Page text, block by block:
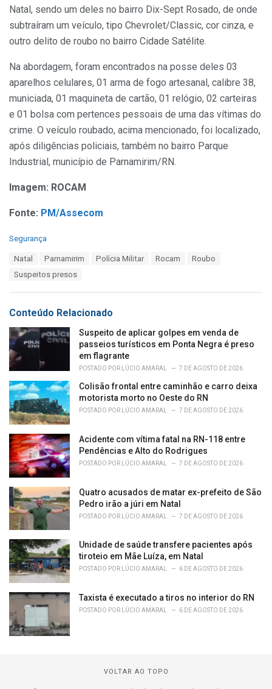
Natal, sendo um deles no bairro Dix-Sept Rosado, de onde
subtraíram um veículo, tipo Chevrolet/Classic, cor cinza, e
outro delito de roubo no bairro Cidade Satélite.
Na abordagem, foram encontrados na posse deles 03
aparelhos celulares, 01 arma de fogo artesanal, calibre 38,
municiada, 01 maquineta de cartão, 01 relógio, 02 carteiras
e 01 bolsa com pertences pessoais de uma das vítimas do
crime. O veículo roubado, acima mencionado, foi localizado,
após diligências policiais, também no bairro Parque
Industrial, município de Parnamirim/RN.
Imagem: ROCAM
Fonte: PM/Assecom
C
i
e
s
:
Segurança
Natal Parnamirim Polícia Militar Rocam
Roubo
Suspeitos presos
Conteúdo Relacionado
Suspeito de aplicar golpes em venda de
passeios turísticos em Ponta Negra é preso
em flagrante
POSTADO POR LÚCIO AMARAL 7 DE AGOSTO DE 2026
Colisão frontal entre caminhão e carro deixa
motorista morto no Oeste do RN
POSTADO POR LÚCIO AMARAL 7 DE AGOSTO DE 2026
Acidente com vítima fatal na RN-118 entre
Pendências e Alto do Rodrigues
POSTADO POR LÚCIO AMARAL 7 DE AGOSTO DE 2026
Quatro acusados de matar ex-prefeito de São
Pedro irão a júri em Natal
POSTADO POR LÚCIO AMARAL 7 DE AGOSTO DE 2026
Unidade de saúde transfere pacientes após
tiroteio em Mãe Luíza, em Natal
POSTADO POR LÚCIO AMARAL 6 DE AGOSTO DE 2026
Taxista é executado a tiros no interior do RN
POSTADO POR LÚCIO AMARAL 6 DE AGOSTO DE 2026
VOLTAR AO TOPO